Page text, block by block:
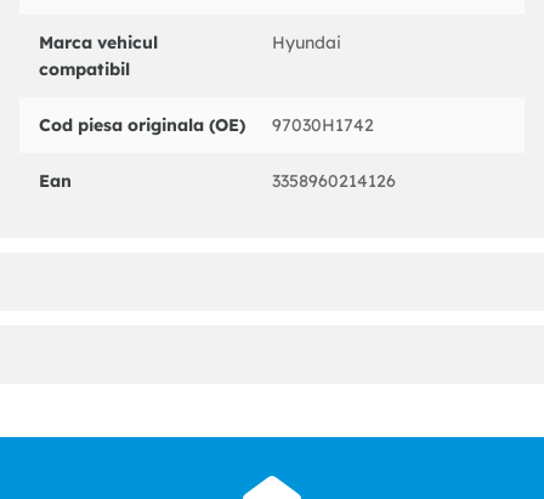
Marca vehicul
compatibil
Hyundai
Cod piesa originala (OE) 97030H1742
Ean 3358960214126